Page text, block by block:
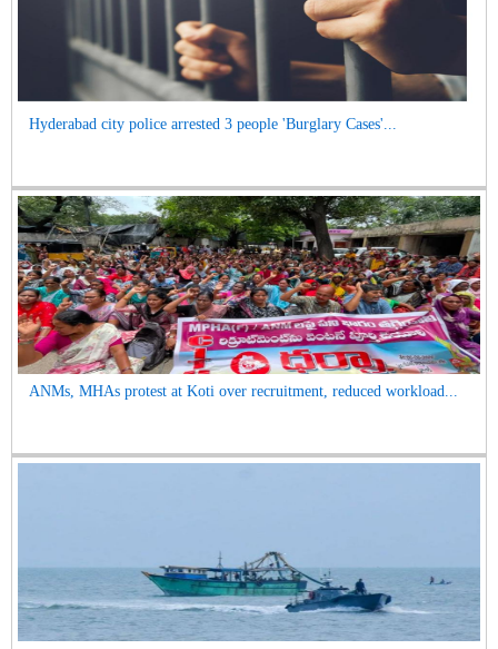
Hyderabad city police arrested 3 people 'Burglary Cases'...
ANMs, MHAs protest at Koti over recruitment, reduced workload...